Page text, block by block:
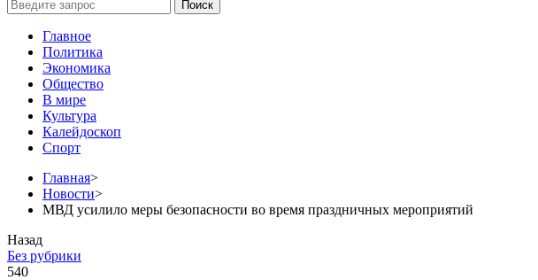
Главное
Политика
Экономика
Общество
В мире
Культура
Калейдоскоп
Спорт
Главная>
Новости>
МВД усилило меры безопасности во время праздничных мероприятий
Назад
Без рубрики
540